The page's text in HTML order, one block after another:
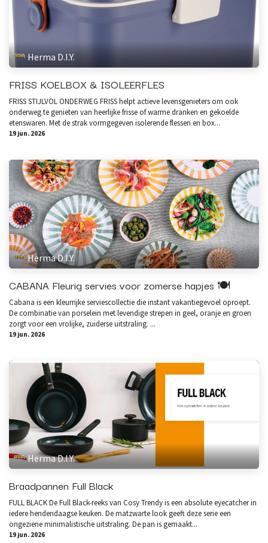
Herma D.I.Y.
FRISS KOELBOX & ISOLEERFLES
FRISS STIJLVOL ONDERWEG FRISS helpt actieve levensgenieters om ook
onderweg te genieten van heerlijke frisse of warme dranken en gekoelde
etenswaren. Met de strak vormgegeven isolerende flessen en box...
19 jun. 2026
Herma D.I.Y.
CABANA Fleurig servies voor zomerse hapjes 🍽️
Cabana is een kleurrijke serviescollectie die instant vakantiegevoel oproept.
De combinatie van porselein met levendige strepen in geel, oranje en groen
zorgt voor een vrolijke, zuiderse uitstraling. ...
19 jun. 2026
Herma D.I.Y.
Braadpannen Full Black
FULL BLACK De Full Black-reeks van Cosy Trendy is een absolute eyecatcher in
iedere hendendaagse keuken. De matzwarte look geeft deze serie een
ongeziene minimalistische uitstraling. De pan is gemaakt...
19 jun. 2026